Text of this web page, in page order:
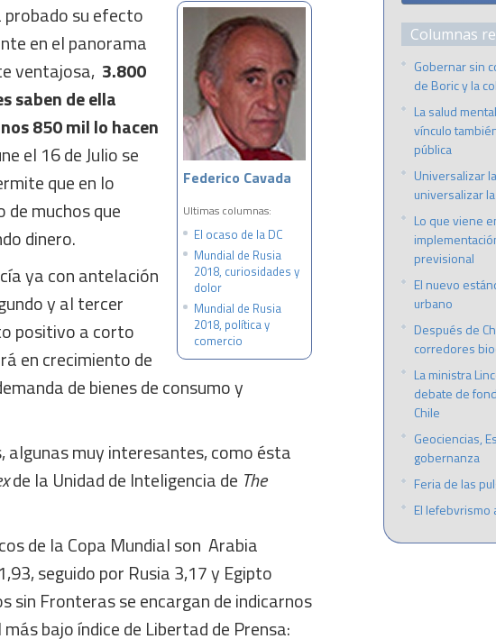
Federico Cavada
Ultimas columnas:
El ocaso de la DC
Mundial de Rusia
2018, curiosidades y
dolor
Mundial de Rusia
2018, política y
comercio
su efecto
en el panorama
ventajosa, 3.800
saben de ella
850 mil lo hacen
el 16 de Julio se
que en lo
de muchos que
dinero.
ya con antelación
y al tercer
positivo a corto
en crecimiento de
de bienes de consumo y
algunas muy interesantes, como ésta
de la Unidad de Inteligencia de The
de la Copa Mundial son Arabia
seguido por Rusia 3,17 y Egipto
sin Fronteras se encargan de indicarnos
bajo índice de Libertad de Prensa:
Columnas
Gobernar sin
de Boric y la
La salud
vínculo
pública
Universalizar
universalizar
Lo que viene
previsional
El nuevo
urbano
Después de
corredores
La ministra
debate de
Chile
Geociencias,
gobernanza
Feria de las
El lefebvrismo